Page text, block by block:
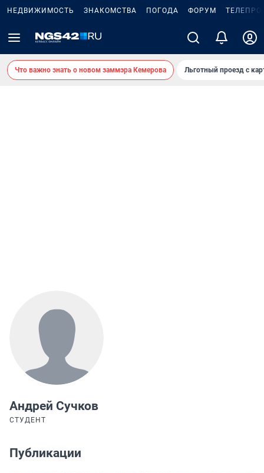
НЕДВИЖИМОСТЬ ЗНАКОМСТВА ПОГОДА ФОРУМ
Что важно знать о новом заммэра Кемерова Льготный проезд с
Андрей Сучков
СТУДЕНТ
Публикации